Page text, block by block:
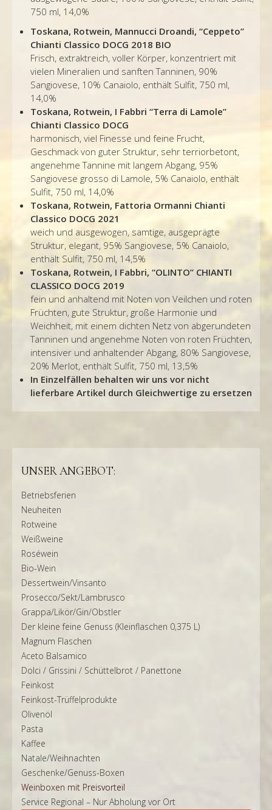
750 ml, 14,0%
Toskana, Rotwein, Mannucci Droandi, “Ceppeto”
Chianti Classico DOCG 2018 BIO
Frisch, extraktreich, voller Körper, konzentriert mit
vielen Mineralien und sanften Tanninen, 90%
Sangiovese, 10% Canaiolo, enthält Sulfit, 750 ml,
14,0%
Toskana, Rotwein, I Fabbri “Terra di Lamole”
Chianti Classico DOCG
harmonisch, viel Finesse und feine Frucht,
Geschmack von guter Struktur, sehr terriorbetont,
angenehme Tannine mit langem Abgang, 95%
Sangiovese grosso di Lamole, 5% Canaiolo, enthält
Sulfit, 750 ml, 14,0%
Toskana, Rotwein, Fattoria Ormanni Chianti
Classico DOCG 2021
weich und ausgewogen, samtige, ausgeprägte
Struktur, elegant, 95% Sangiovese, 5% Canaiolo,
enthält Sulfit, 750 ml, 14,5%
Toskana, Rotwein, I Fabbri, “OLINTO” CHIANTI
CLASSICO DOCG 2019
fein und anhaltend mit Noten von Veilchen und roten
Früchten, gute Struktur, große Harmonie und
Weichheit, mit einem dichten Netz von abgerundeten
Tanninen und angenehme Noten von roten Früchten,
intensiver und anhaltender Abgang, 80% Sangiovese,
20% Merlot, enthält Sulfit, 750 ml, 13,5%
In Einzelfällen behalten wir uns vor nicht
lieferbare Artikel durch Gleichwertige zu ersetzen
UNSER ANGEBOT:
Betriebsferien
Neuheiten
Rotweine
Weißweine
Roséwein
Bio-Wein
Dessertwein/Vinsanto
Prosecco/Sekt/Lambrusco
Grappa/Likör/Gin/Obstler
Der kleine feine Genuss (Kleinflaschen 0,375 L)
Magnum Flaschen
Aceto Balsamico
Dolci / Grissini / Schüttelbrot / Panettone
Feinkost
Feinkost-Trüffelprodukte
Olivenöl
Pasta
Kaffee
Natale/Weihnachten
Geschenke/Genuss-Boxen
Weinboxen mit Preisvorteil
Service Regional – Nur Abholung vor Ort